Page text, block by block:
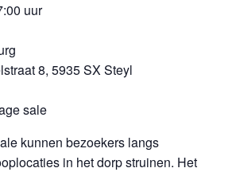
uur
8, 5935 SX Steyl
sale
kunnen bezoekers langs
in het dorp struinen. Het